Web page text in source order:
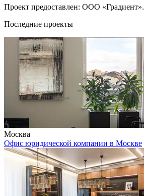
Проект предоставлен: ООО «Градиент».
Последние проекты
Москва
Офис юридической компании в Москве